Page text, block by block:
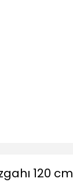
120 cm